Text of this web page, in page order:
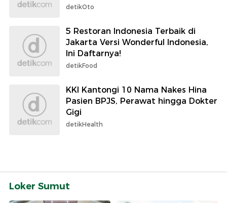
detikOto
5 Restoran Indonesia Terbaik di
Jakarta Versi Wonderful Indonesia,
Ini Daftarnya!
detikFood
KKI Kantongi 10 Nama Nakes Hina
Pasien BPJS, Perawat hingga Dokter
Gigi
detikHealth
Loker Sumut